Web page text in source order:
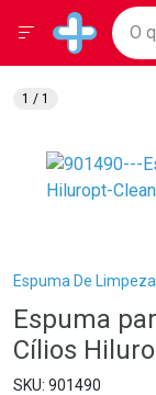
Drogarias
Baixe
Ir direto para
Ir direto para o
Ir direto para a
Ir direto para a
Ir direto para a
Ir direto para o
Ir direto para o
Faça a sua
O
Menu
Breadcrumb
Espuma De Limpeza
Espuma
Cílios
901490
1 / 1